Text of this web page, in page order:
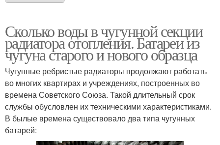
Сколько воды в чугунной секции
радиатора отопления. Батареи из
чугуна старого и нового образца
Чугунные ребристые радиаторы продолжают работать
во многих квартирах и учреждениях, построенных во
времена Советского Союза. Такой длительный срок
службы обусловлен их техническими характеристиками.
В былые времена существовало два типа чугунных
батарей: